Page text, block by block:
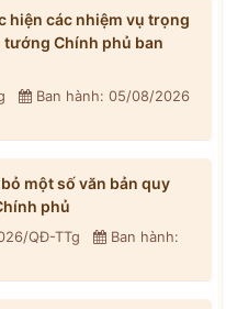
hiện các nhiệm vụ trọng
Chính phủ ban
Ban hành: 05/08/2026
một số văn bản quy
phủ
QĐ-TTg
Ban hành: